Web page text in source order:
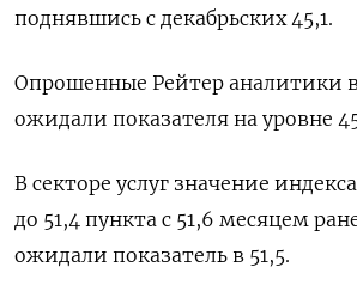
поднявшись с декабрьских 45,1.
Опрошенные Рейтер аналитики
ожидали показателя на уровне
В секторе услуг значение
до 51,4 пункта с 51,6 месяцем
ожидали показатель в 51,5.